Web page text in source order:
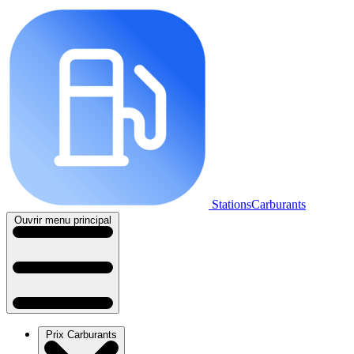
StationsCarburants
Ouvrir menu principal
Prix Carburants